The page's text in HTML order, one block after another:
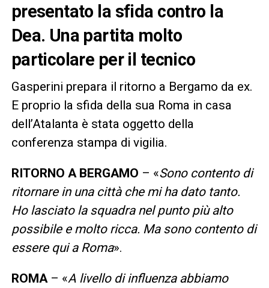
presentato la sfida contro la
Dea. Una partita molto
particolare per il tecnico
Gasperini prepara il ritorno a Bergamo da ex.
E proprio la sfida della sua Roma in casa
dell’Atalanta è stata oggetto della
conferenza stampa di vigilia.
RITORNO A BERGAMO – «Sono contento di
ritornare in una città che mi ha dato tanto.
Ho lasciato la squadra nel punto più alto
possibile e molto ricca. Ma sono contento di
essere qui a Roma».
ROMA – «A livello di influenza abbiamo